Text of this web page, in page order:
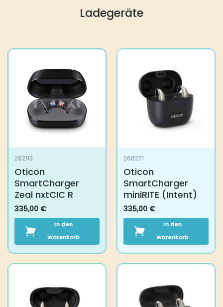
Ladegeräte
282113
Oticon SmartCharger
Zeal nxtCIC R
335,00€
In den Warenkorb
268271
Oticon SmartCharger
miniRITE (Intent)
335,00€
In den Warenkorb